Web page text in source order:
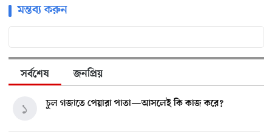
মন্তব্য করুন
সর্বশেষ জনপ্রিয়
চুল গজাতে পেয়ারা পাতা—আসলেই কি কাজ করে?
১